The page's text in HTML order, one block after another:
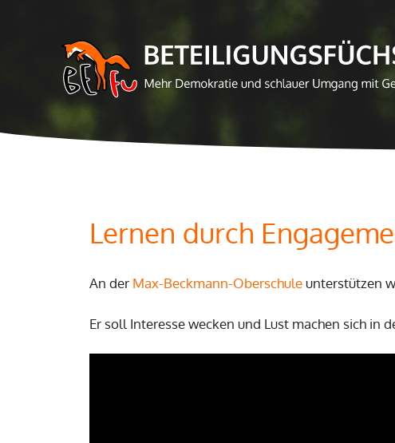
Lernen durch
An der Max-Beckmann-Oberschuleunterstützen
Er soll Interesse wecken und Lust machen sich in